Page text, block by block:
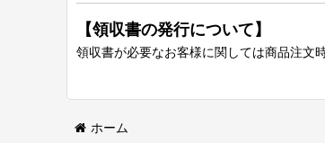
【領収書の発行について】
領収書が必要なお客様に関しては商品注文
ホーム